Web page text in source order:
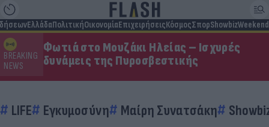
ΕλλάδαΠολιτικήΟικονομίαΕπιχειρήσειςΚόσμοςΣπορShowbizWeekend
BREAKING
NEWS
Φωτιά στο Μουζάκι Ηλείας – Ισχυρές
δυνάμεις της Πυροσβεστικής
LIFE Εγκυμοσύνη Μαίρη Συνατσάκη